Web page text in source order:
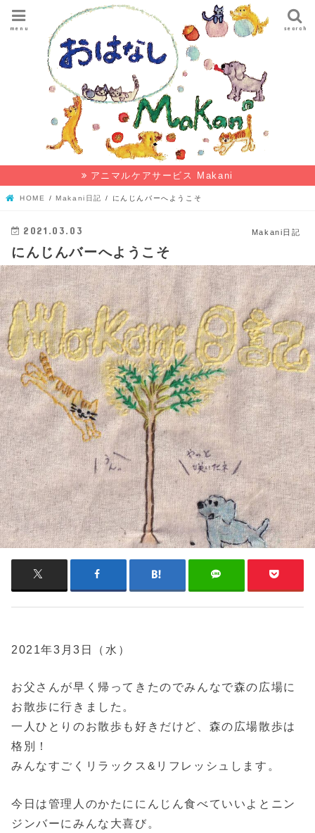
search
menu
アニマルケアサービス Makani
HOME Makani日記 にんじんバーへようこそ
Makani日記
2021.03.03
にんじんバーへようこそ
2021年3月3日（水）
お父さんが早く帰ってきたのでみんなで森の広場に
お散歩に行きました。
一人ひとりのお散歩も好きだけど、森の広場散歩は
格別！
みんなすごくリラックス&リフレッシュします。
今日は管理人のかたににんじん食べていいよとニン
ジンバーにみんな大喜び。